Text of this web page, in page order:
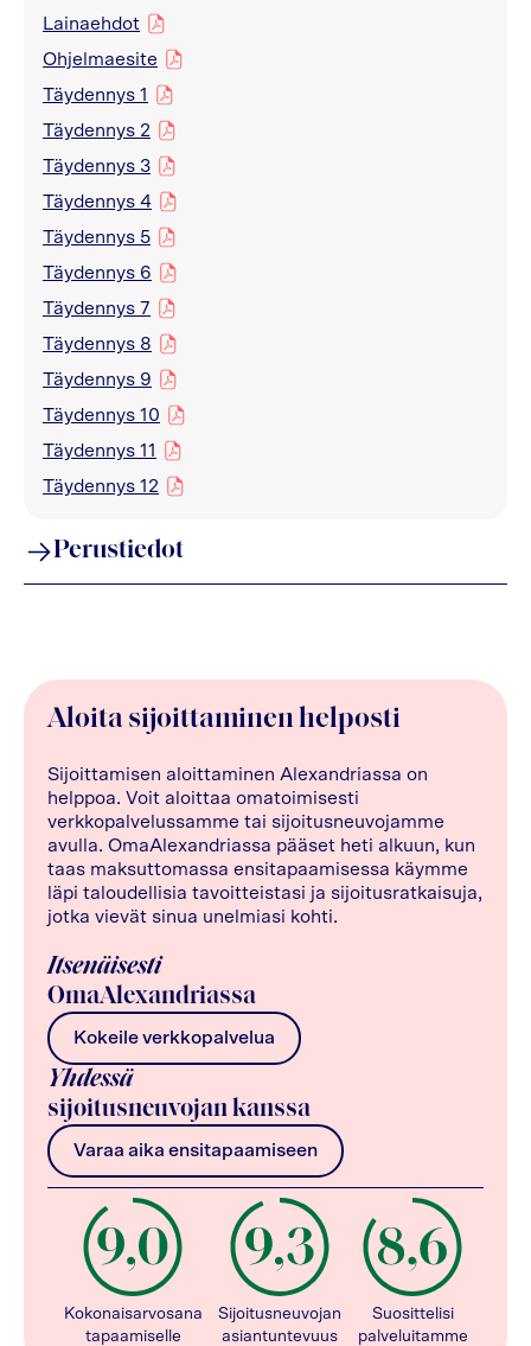
Lainaehdot
pdf
Ohjelmaesite
pdf
Täydennys 1
pdf
Täydennys 2
pdf
Täydennys 3
pdf
Täydennys 4
pdf
Täydennys 5
pdf
Täydennys 6
pdf
Täydennys 7
pdf
Täydennys 8
pdf
Täydennys 9
pdf
Täydennys 10
pdf
Täydennys 11
pdf
Täydennys 12
pdf
Perustiedot
Aloita sijoittaminen helposti
Sijoittamisen aloittaminen Alexandriassa on
helppoa. Voit aloittaa omatoimisesti
verkkopalvelussamme tai sijoitusneuvojamme
avulla. OmaAlexandriassa pääset heti alkuun, kun
taas maksuttomassa ensitapaamisessa käymme
läpi taloudellisia tavoitteistasi ja sijoitusratkaisuja,
jotka vievät sinua unelmiasi kohti.
Itsenäisesti
OmaAlexandriassa
Kokeile verkkopalvelua
Yhdessä
sijoitusneuvojan kanssa
Varaa aika ensitapaamiseen
Kokonaisarvosana
tapaamiselle
Sijoitusneuvojan
asiantuntevuus
Suosittelisi
palveluitamme